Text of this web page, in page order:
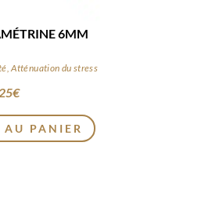
6MM
Atténuation du stress
25€
AU PANIER